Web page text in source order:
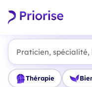
Praticien, spécialité,
Thérapie